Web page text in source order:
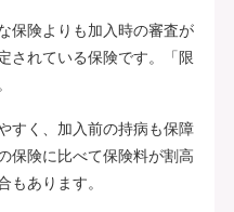
保険よりも加入時の審査が
されている保険です。「限
すく、加入前の持病も保障
保険に比べて保険料が割高
もあります。